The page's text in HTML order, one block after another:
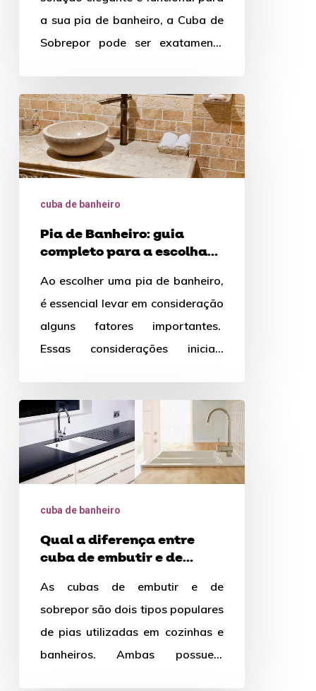
único
elemento
a sua pia de banheiro, a Cuba de
Sobrepor pode ser exatamente
Pia
de
Banheiro:
guia
perfeita
cuba de banheiro
Pia de Banheiro: guia
completo para a escolha
Ao escolher uma pia de banheiro,
é essencial levar em consideração
alguns fatores importantes.
Essas considerações iniciais
Qual
diferença
entre
embutir
sobrepor?
cuba de banheiro
Qual a diferença entre
cuba de embutir e de
As cubas de embutir e de
sobrepor são dois tipos populares
de pias utilizadas em cozinhas e
banheiros. Ambas possuem